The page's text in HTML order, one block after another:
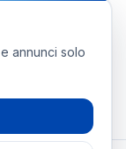
annunci solo